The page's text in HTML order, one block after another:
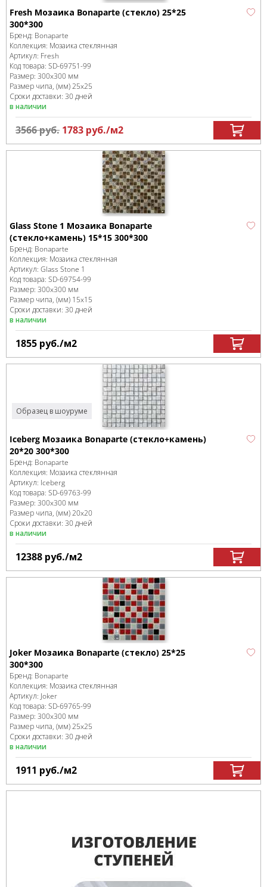
Fresh Мозаика Bonaparte (стекло) 25*25
300*300
Бренд: Bonaparte
Коллекция: Мозаика стеклянная
Артикул: Fresh
Код товара: SD-69751-99
Размер: 300x300 мм
Размер чипа, (мм)25x25
Сроки доставки: 30 дней
в наличии
3566руб. 1783 руб./м2
Glass Stone 1 Мозаика Bonaparte
(стекло+камень) 15*15 300*300
Бренд: Bonaparte
Коллекция: Мозаика стеклянная
Артикул: Glass Stone 1
Код товара: SD-69754-99
Размер: 300x300 мм
Размер чипа, (мм) 15x15
Сроки доставки: 30 дней
в наличии
1855 руб./м2
Образец в шоуруме
Iceberg Мозаика Bonaparte (стекло+камень)
20*20 300*300
Бренд: Bonaparte
Коллекция: Мозаика стеклянная
Артикул: Iceberg
Код товара: SD-69763-99
Размер: 300x300 мм
Размер чипа, (мм)20x20
Сроки доставки: 30 дней
в наличии
12388 руб./м2
Joker Мозаика Bonaparte (стекло) 25*25
300*300
Бренд: Bonaparte
Коллекция: Мозаика стеклянная
Артикул: Joker
Код товара: SD-69765-99
Размер: 300x300 мм
Размер чипа, (мм)25x25
Сроки доставки: 30 дней
в наличии
1911 руб./м2